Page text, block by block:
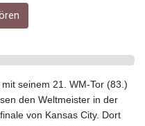
0.859288
84.980421
8.820142
9.067746
31.077375
7.536506
seinem 21. WM-Tor (83.)
den Weltmeister in der
von Kansas City. Dort